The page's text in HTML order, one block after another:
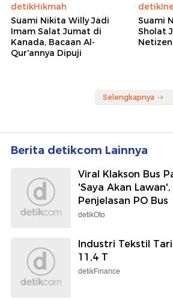
detikHikmah
Suami Nikita Willy Jadi
Imam Salat Jumat di
Kanada, Bacaan Al-
Qur'annya Dipuji
Suami
Sholat
Selengkapnya
Berita detikcom Lainnya
Viral Klakson Bus
'Saya Akan
Penjelasan PO Bus
detikOto
Industri Tekstil
11,4 T
detikFinance